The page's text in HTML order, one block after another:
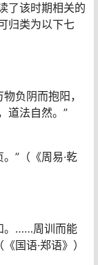
了该时期相关的
归类为以下七
负阴而抱阳，
道法自然。”
”（《周易·乾
。……周训而能
国语·郑语》）